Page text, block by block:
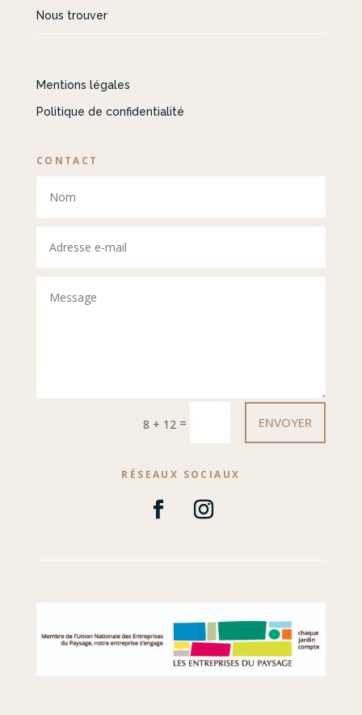
Nous trouver
Mentions légales
Politique de confidentialité
CONTACT
8 + 12 = ENVOYER
RÉSEAUX SOCIAUX